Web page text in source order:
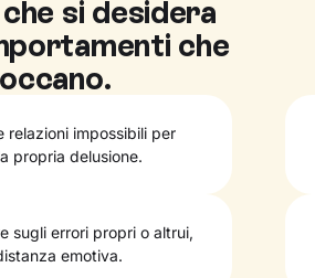
si desidera
che
relazioni impossibili per
propria delusione.
sugli errori propri o altrui,
emotiva.